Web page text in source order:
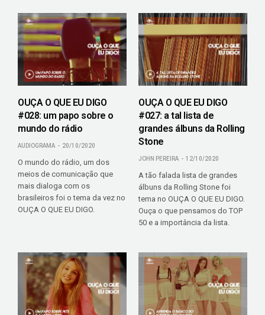
OUÇA O QUE EU DIGO
#028: um papo sobre o
mundo do rádio
AUDIOGRAMA 20/10/2020
O mundo do rádio, um dos
meios de comunicação que
mais dialoga com os
brasileiros foi o tema da vez no
OUÇA O QUE EU DIGO.
OUÇA O QUE EU DIGO
#027: a tal lista de
grandes álbuns da Rolling
Stone
JOHN PEREIRA 12/10/2020
A tão falada lista de grandes
álbuns da Rolling Stone foi
tema no OUÇA O QUE EU DIGO.
Ouça o que pensamos do TOP
50 e a importância da lista.